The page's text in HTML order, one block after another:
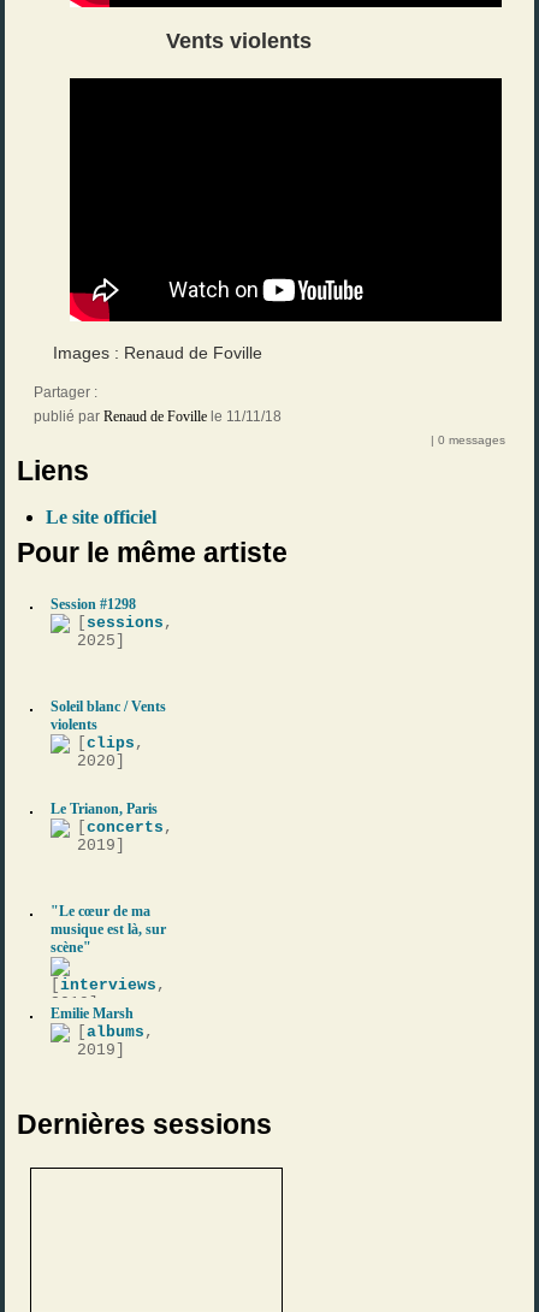
Vents violents
Images : Renaud de Foville
Partager :
publié par Renaud de Foville le 11/11/18
| 0 messages
Liens
Le site officiel
Pour le même artiste
Session #1298
sessions ,
2025]
Soleil blanc / Vents
violents
[clips ,
2020]
Le Trianon, Paris
[concerts ,
2019]
"Le cœur de ma
musique est là, sur
scène"
[interviews ,
2019]
Emilie Marsh
[albums ,
2019]
Dernières sessions